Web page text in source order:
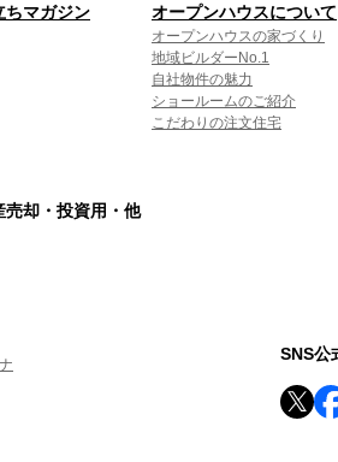
ちマガジン オープンハウスについて
オープンハウスの家づくり
地域ビルダーNo.1
自社物件の魅力
ショールームのご紹介
こだわりの注文住宅
売却・投資用・他
SNS公